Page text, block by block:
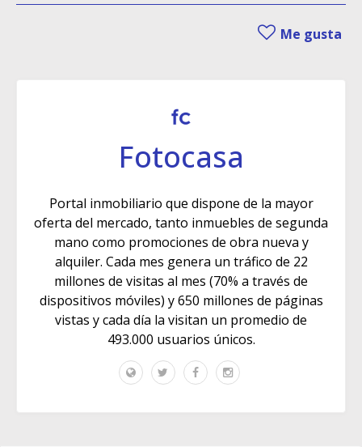
Me gusta
Fotocasa
Portal inmobiliario que dispone de la mayor
oferta del mercado, tanto inmuebles de segunda
mano como promociones de obra nueva y
alquiler. Cada mes genera un tráfico de 22
millones de visitas al mes (70% a través de
dispositivos móviles) y 650 millones de páginas
vistas y cada día la visitan un promedio de
493.000 usuarios únicos.